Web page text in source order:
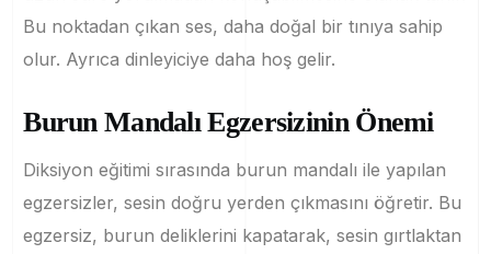
Bu noktadan çıkan ses, daha doğal bir tınıya sahip
olur. Ayrıca dinleyiciye daha hoş gelir.
Burun Mandalı Egzersizinin Önemi
Diksiyon eğitimi sırasında burun mandalı ile yapılan
egzersizler, sesin doğru yerden çıkmasını öğretir. Bu
egzersiz, burun deliklerini kapatarak, sesin gırtlaktan